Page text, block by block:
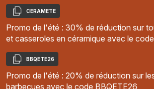
Copier
CERAMETE
Promo de l'été : 30% de réduction sur
et casseroles en céramique avec le
Copier
BBQETE26
Promo de l'été : 20% de réduction sur
barbecues avec le code BBQETE26